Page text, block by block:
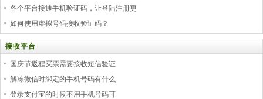
各个平台接通手机验证码，让登陆注册更
如何使用虚拟号码接收验证码？
接收平台
国庆节返程买票需要接收短信验证
解冻微信时绑定的手机号码有什么
登录支付宝的时候不用手机号码可